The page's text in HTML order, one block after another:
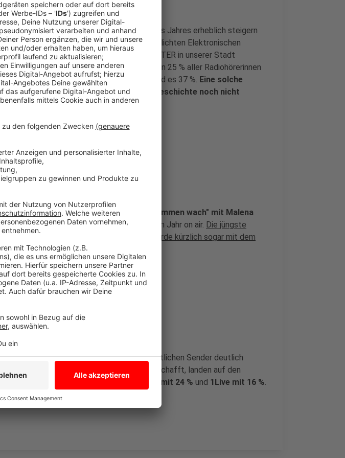
seine Beliebtheit in der Stadt innerhalb eines Jahres erheblich steigern
der am 8. Juli 2026 in Köln veröffentlichten Elektronischen
ist die Reichweite für ANTENNE MÜNSTER in unserer Stadt
geschnellt. Vor genau einem Jahr schalteten 25 % aller Radiohörerinnen
täglich ein. Jetzt - ein Jahr später - sind es 37 %. Eine solche
hat es in der fast 35-jährigen Sendergeschichte noch nicht
mit Malena und Tino punktet
Zahlen ist die neueMorningshow "Zusammen wach" mit Malena
. Die beiden sind nämlich genau seit einem Jahr on air. Die jüngste
mit dem neuen Moderatoren-Duo wurde kürzlich sogar mit dem
Osnabrückausgezeichnet.
hat den Vorsprung auf die öffentlich-rechtlichen Sender deutlich
ANTENNE MÜNSTER täglich 37 % Quote
schafft, landen auf den
im Ranking die Radioprogramme von
WDR2 mit 24 % und 1Live mit 16 %.